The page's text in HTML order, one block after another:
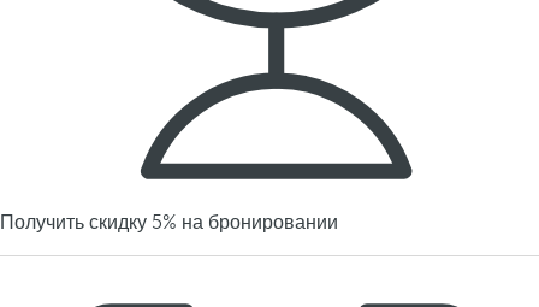
Получить скидку 5% на бронировании